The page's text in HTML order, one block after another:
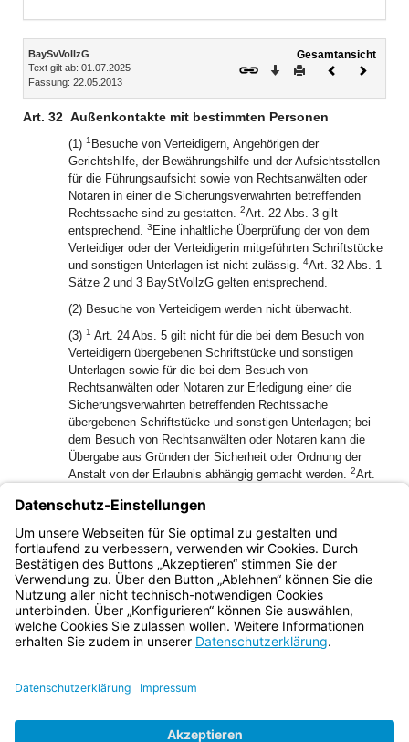
Inhalt
BaySvVollzG
Text gilt ab: 01.07.2025
Fassung: 22.05.2013
Gesamtansicht
Download
DruckenVorheriges
Art. 32 Außenkontakte mit bestimmten Personen
(1) 1 Besuche von Verteidigern, Angehörigen der
Gerichtshilfe, der Bewährungshilfe und der Aufsichtsstellen
für die Führungsaufsicht sowie von Rechtsanwälten oder
Notaren in einer die Sicherungsverwahrten betreffenden
Rechtssache sind zu gestatten. 2Art. 22 Abs. 3 gilt
entsprechend. 3 Eine inhaltliche Überprüfung der von dem
Verteidiger oder der Verteidigerin mitgeführten Schriftstücke
und sonstigen Unterlagen ist nicht zulässig. 4Art. 32 Abs. 1
Sätze 2 und 3 BayStVollzG gelten entsprechend.
(2) Besuche von Verteidigern werden nicht überwacht.
(3) 1 Art. 24 Abs. 5 gilt nicht für die bei dem Besuch von
Verteidigern übergebenen Schriftstücke und sonstigen
Unterlagen sowie für die bei dem Besuch von
Rechtsanwälten oder Notaren zur Erledigung einer die
Sicherungsverwahrten betreffenden Rechtssache
übergebenen Schriftstücke und sonstigen Unterlagen; bei
dem Besuch von Rechtsanwälten oder Notaren kann die
Übergabe aus Gründen der Sicherheit oder Ordnung der
Anstalt von der Erlaubnis abhängig gemacht werden. 2Art.
Der Schriftwechsel der Sicherungsverwahrten mit ihren
Verteidigern wird nicht überwacht.2 Art. 32 Abs. 1 Sätze 2
und 3 BayStVollzG gelten entsprechend.
Bayern.de
BayernPortal
Impressum